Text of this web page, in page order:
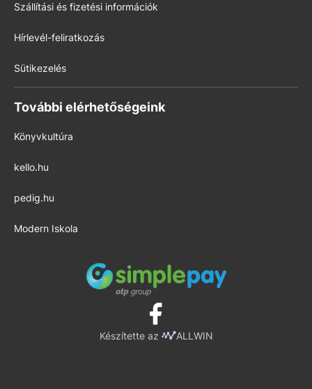
Szállítási és fizetési információk
Hírlevél-feliratkozás
Sütikezelés
További elérhetőségeink
Könyvkultúra
kello.hu
pedig.hu
Modern Iskola
Készítette az ALLWIN